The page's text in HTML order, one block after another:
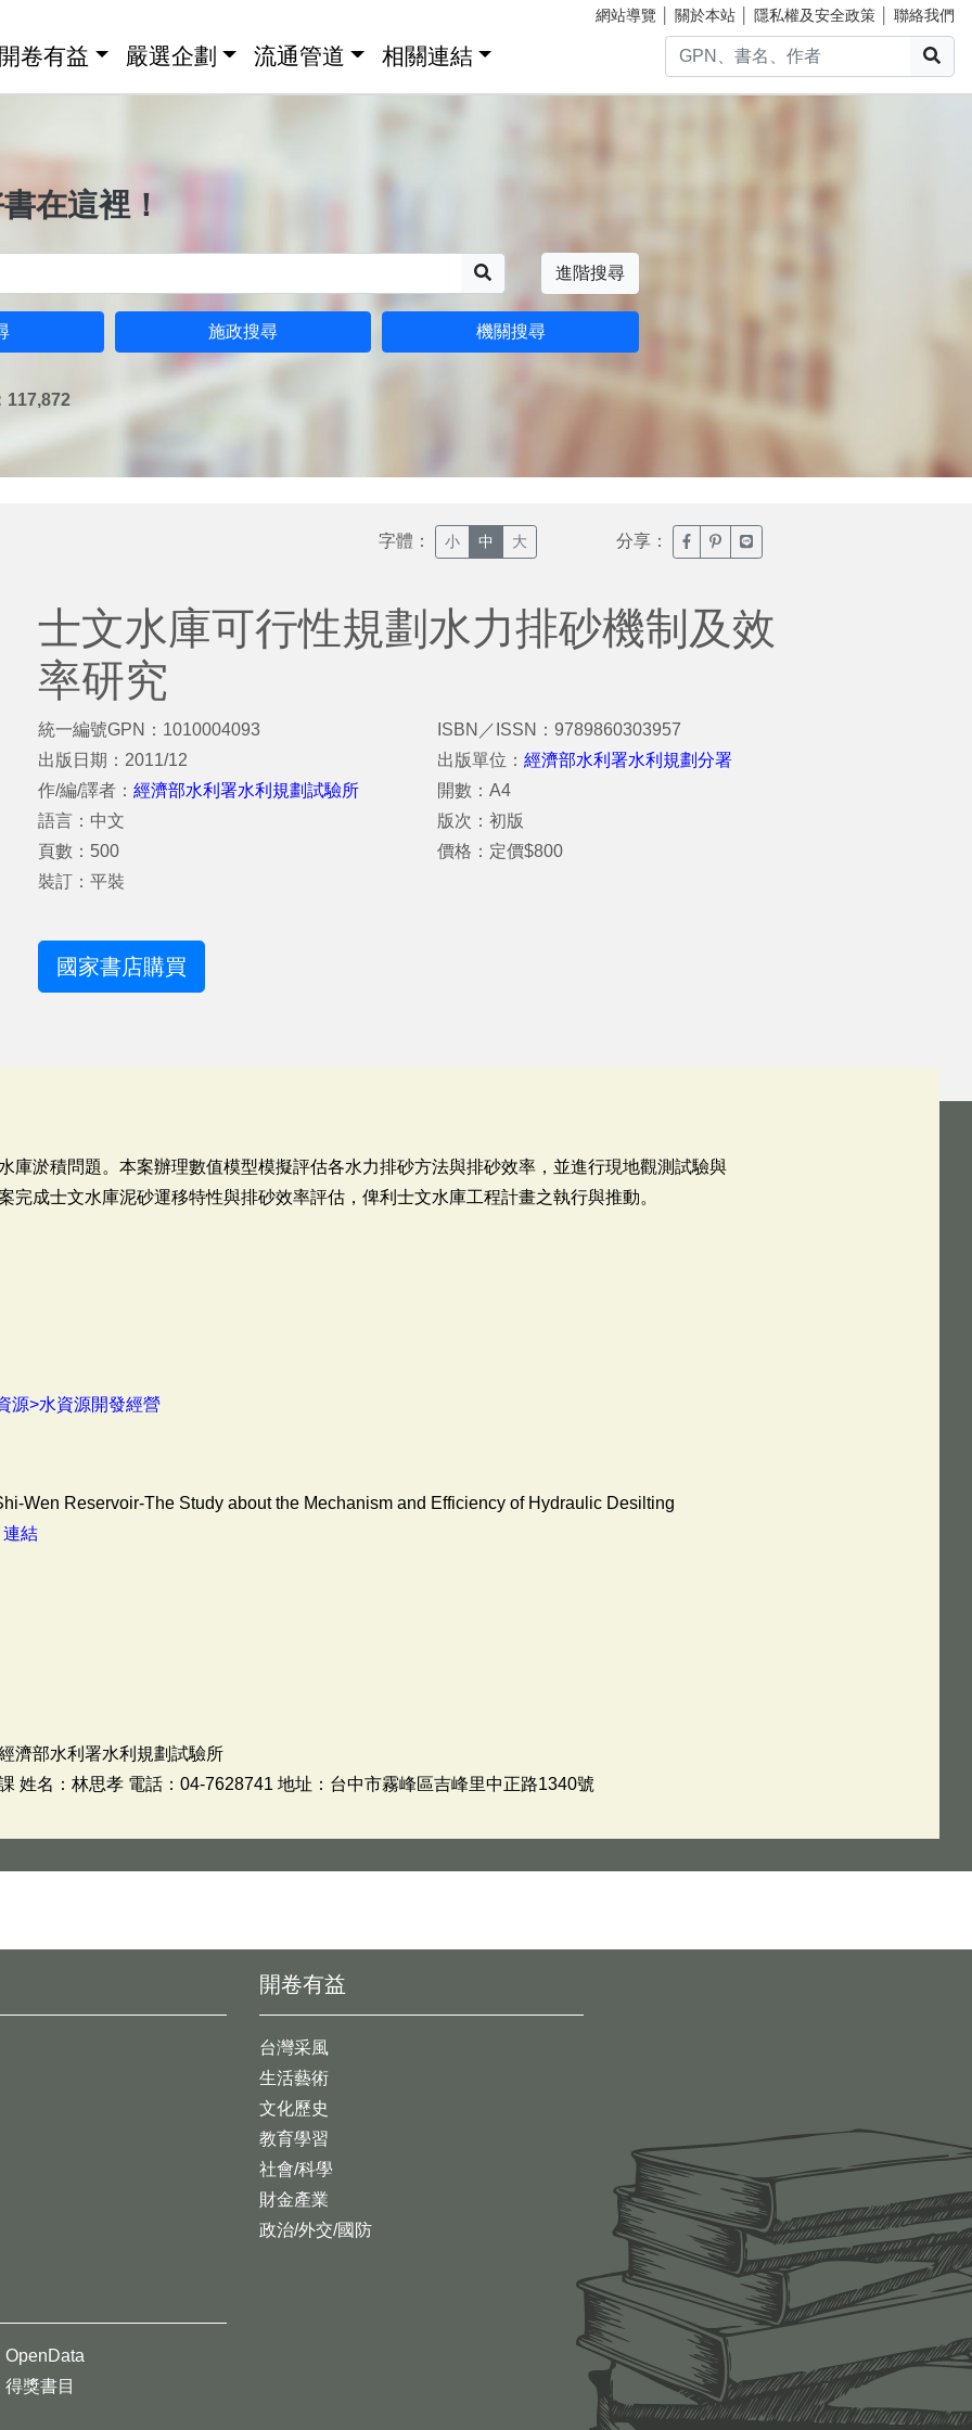
網站導覽 關於本站 隱私權及安全政策 聯絡我們
卷有益 嚴選企劃 流通管道 相關連結
在這裡！
進階搜尋
施政搜尋 機關搜尋
117,872
字體： 小 中 大 分享： 臉書分享(另開新視窗)
噗浪分享(另開新視窗)
Line分享(另開新視窗)
士文水庫可行性規劃水力排砂機制及效
率研究
統一編號GPN：1010004093
出版日期：2011/12
作/編/譯者： 經濟部水利署水利規劃試驗所
語言：中文
頁數：500
裝訂：平裝
ISBN／ISSN：9789860303957
出版單位：經濟部水利署水利規劃分署
開數：A4
版次：初版
價格：定價$800
國家書店購買
庫淤積問題。本案辦理數值模型模擬評估各水力排砂方法與排砂效率，並進行現地觀測試驗與
完成士文水庫泥砂運移特性與排砂效率評估，俾利士文水庫工程計畫之執行與推動。
源>水資源開發經營
Wen Reservoir-The Study about the Mechanism and Efficiency of Hydraulic Desilting
連結
濟部水利署水利規劃試驗所
姓名：林思孝 電話：04-7628741 地址：台中市霧峰區吉峰里中正路1340號
開卷有益
台灣采風
生活藝術
文化歷史
教育學習
社會/科學
財金產業
政治/外交/國防
OpenData
得獎書目